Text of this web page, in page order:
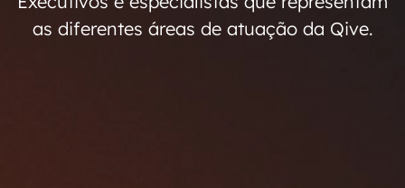
as diferentes áreas de atuação da Qive.